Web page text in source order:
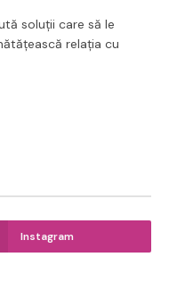
soluții care să le
relația cu
Instagram